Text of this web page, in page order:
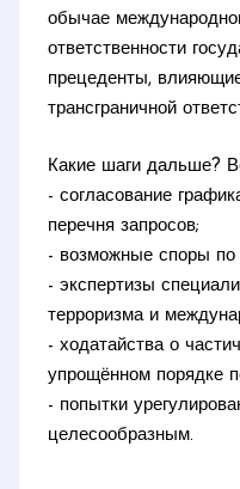
обычае
ответственности
прецеденты,
трансграничной
Какие шаги дальше?
- согласование
перечня запросов;
- возможные споры по
- экспертизы
терроризма и
- ходатайства о
упрощённом порядке
- попытки
целесообразным.